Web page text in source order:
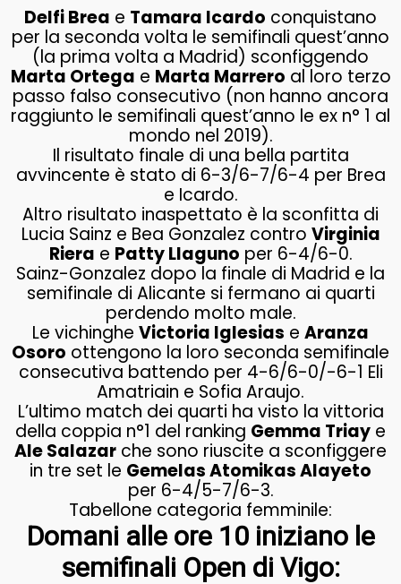
Delfi Brea e Tamara Icardo conquistano
per la seconda volta le semifinali quest’anno
(la prima volta a Madrid) sconfiggendo
Marta Ortega e Marta Marrero al loro terzo
passo falso consecutivo (non hanno ancora
raggiunto le semifinali quest’anno le ex n° 1 al
mondo nel 2019).
Il risultato finale di una bella partita
avvincente è stato di 6-3/6-7/6-4 per Brea
e Icardo.
Altro risultato inaspettato è la sconfitta di
Lucia Sainz e Bea Gonzalez contro Virginia
Riera e Patty Llaguno per 6-4/6-0.
Sainz-Gonzalez dopo la finale di Madrid e la
semifinale di Alicante si fermano ai quarti
perdendo molto male.
Le vichinghe Victoria Iglesias e Aranza
Osoro ottengono la loro seconda semifinale
consecutiva battendo per 4-6/6-0/-6-1 Eli
Amatriain e Sofia Araujo.
L’ultimo match dei quarti ha visto la vittoria
della coppia n°1 del ranking Gemma Triay e
Ale Salazar che sono riuscite a sconfiggere
in tre set le Gemelas Atomikas Alayeto
per 6-4/5-7/6-3.
Tabellone categoria femminile:
Domani alle ore 10 iniziano le
semifinali Open di Vigo: